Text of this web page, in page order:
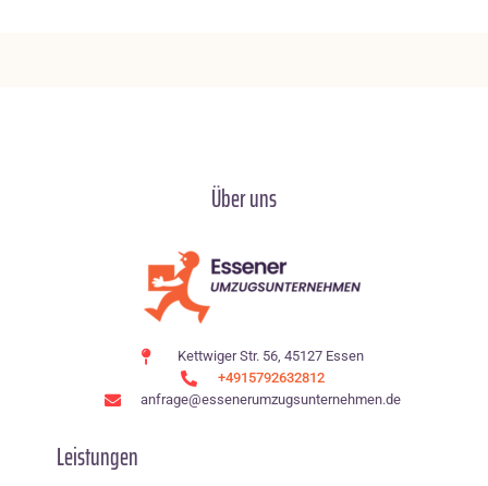
Über uns
Kettwiger Str. 56, 45127 Essen
+4915792632812
anfrage@essenerumzugsunternehmen.de
Leistungen